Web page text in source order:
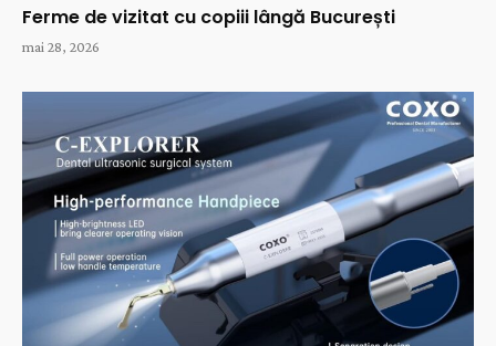
Ferme de vizitat cu copiii lângă București
mai 28, 2026